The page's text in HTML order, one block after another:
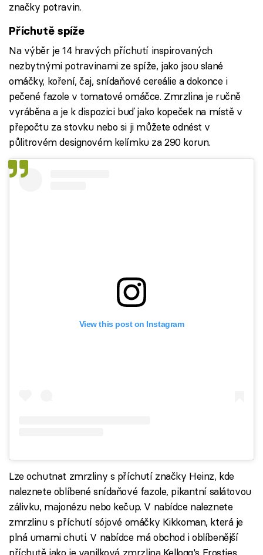
značky potravin.
Příchutě spíže
Na výběr je 14 hravých příchutí inspirovaných
nezbytnými potravinami ze spíže, jako jsou slané
omáčky, koření, čaj, snídaňové cereálie a dokonce i
pečené fazole v tomatové omáčce. Zmrzlina je ručně
vyráběna a je k dispozici buď jako kopeček na místě v
přepočtu za stovku nebo si ji můžete odnést v
půlitrovém designovém kelímku za 290 korun.
View this post on Instagram
Lze ochutnat zmrzliny s příchutí značky Heinz, kde
naleznete oblíbené snídaňové fazole, pikantní salátovou
zálivku, majonézu nebo kečup. V nabídce naleznete
zmrzlinu s příchutí sójové omáčky Kikkoman, která je
plná umami chuti. V nabídce má obchod i oblíbenější
příchutě jako je vanilková zmrzlina Kellogg's Frosties